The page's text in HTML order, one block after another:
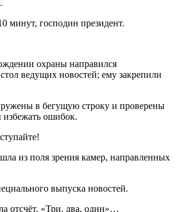
минут, господин президент.
охраны направился
ведущих новостей; ему закрепили
в бегущую строку и проверены
избежать ошибок.
из поля зрения камер, направленных
выпуска новостей.
отсчёт. «Три, два, один»…